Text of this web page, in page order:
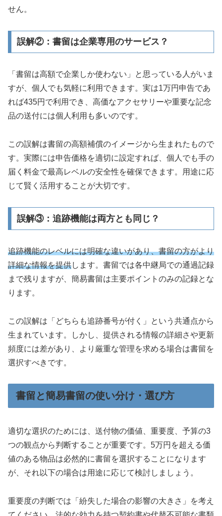
せん。
誤解②：書留は企業専用のサービス？
「書留は高額で企業しか使わない」と思っている人がいま
すが、個人でも気軽に利用できます。実は1万円申告であ
れば435円で利用でき、高価なアクセサリーや重要な記念
品の送付には個人利用も多いのです。
この誤解は書留の高額補償のイメージから生まれたもので
す。実際には申告価格を適切に設定すれば、個人でも手の
届く料金で最高レベルの安全性を確保できます。用途に応
じて賢く活用することが大切です。
誤解③：追跡機能は両方とも同じ？
追跡機能のレベルには明確な違いがあり、書留の方がより
詳細な情報を提供します。書留では各中継局での通過記録
まで残りますが、簡易書留は主要ポイントのみの記録とな
ります。
この誤解は「どちらも追跡番号が付く」という共通点から
生まれています。しかし、提供される情報の詳細さや更新
頻度には差があり、より厳重な管理を求める場合は書留を
選択すべきです。
書留と簡易書留の使い分け・選び方
適切な選択のためには、送付物の価値、重要度、予算の3
つの観点から判断することが重要です。5万円を超える価
値のある物品は必然的に書留を選択することになります
が、それ以下の場合は用途に応じて検討しましょう。
重要度の判断では「紛失した場合の影響の大きさ」を考え